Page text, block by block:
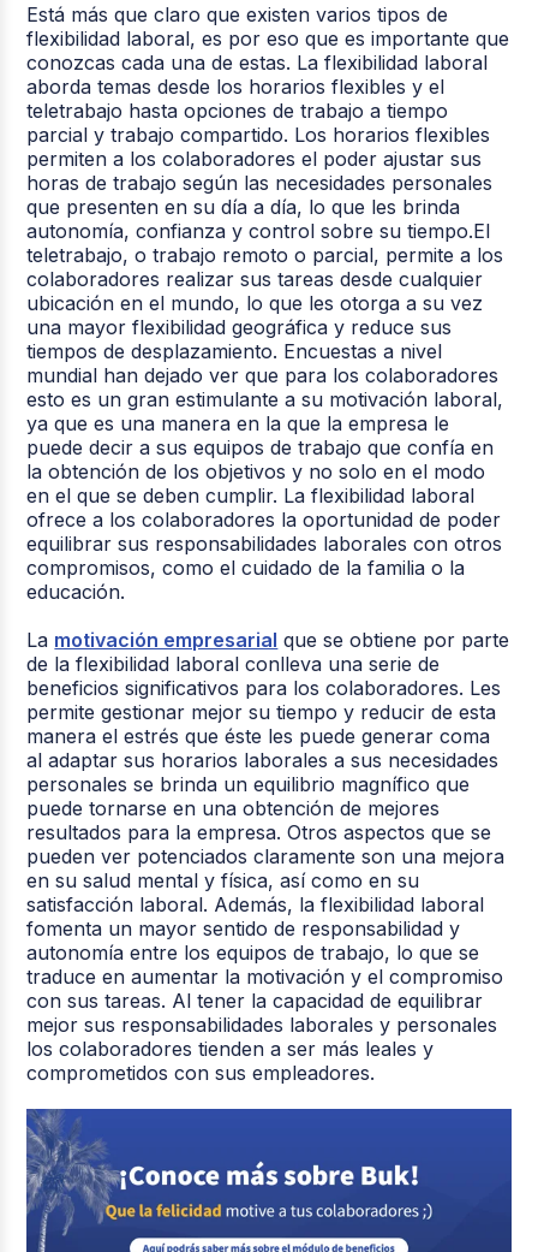
Está más que claro que existen varios tipos de
flexibilidad laboral, es por eso que es importante que
conozcas cada una de estas. La flexibilidad laboral
aborda temas desde los horarios flexibles y el
teletrabajo hasta opciones de trabajo a tiempo
parcial y trabajo compartido. Los horarios flexibles
permiten a los colaboradores el poder ajustar sus
horas de trabajo según las necesidades personales
que presenten en su día a día, lo que les brinda
autonomía, confianza y control sobre su tiempo.El
teletrabajo, o trabajo remoto o parcial, permite a los
colaboradores realizar sus tareas desde cualquier
ubicación en el mundo, lo que les otorga a su vez
una mayor flexibilidad geográfica y reduce sus
tiempos de desplazamiento. Encuestas a nivel
mundial han dejado ver que para los colaboradores
esto es un gran estimulante a su motivación laboral,
ya que es una manera en la que la empresa le
puede decir a sus equipos de trabajo que confía en
la obtención de los objetivos y no solo en el modo
en el que se deben cumplir. La flexibilidad laboral
ofrece a los colaboradores la oportunidad de poder
equilibrar sus responsabilidades laborales con otros
compromisos, como el cuidado de la familia o la
educación.
La motivación empresarial que se obtiene por parte
de la flexibilidad laboral conlleva una serie de
beneficios significativos para los colaboradores. Les
permite gestionar mejor su tiempo y reducir de esta
manera el estrés que éste les puede generar coma
al adaptar sus horarios laborales a sus necesidades
personales se brinda un equilibrio magnífico que
puede tornarse en una obtención de mejores
resultados para la empresa. Otros aspectos que se
pueden ver potenciados claramente son una mejora
en su salud mental y física, así como en su
satisfacción laboral. Además, la flexibilidad laboral
fomenta un mayor sentido de responsabilidad y
autonomía entre los equipos de trabajo, lo que se
traduce en aumentar la motivación y el compromiso
con sus tareas. Al tener la capacidad de equilibrar
mejor sus responsabilidades laborales y personales
los colaboradores tienden a ser más leales y
comprometidos con sus empleadores.